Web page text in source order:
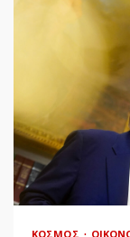
ΚΌΣΜΟΣ